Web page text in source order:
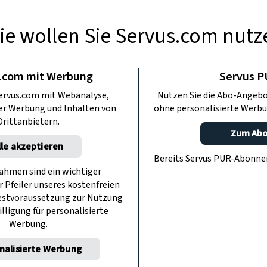
KÜCHE
Kartoffeln
stellt man Kartoffelstärke selbst
beim Kochen ihre Farbe?
wollen Sie Servus.com
mit Werbung
mit Webanalyse,
Werbung und Inhalten von
akzeptieren
sind ein wichtiger
unseres kostenfreien
zur Nutzung
für personalisierte
Werbung.
Werbung
Servus
Nutzen Sie die Abo-
ohne personalisierte
Zum
Bereits Servus PUR-